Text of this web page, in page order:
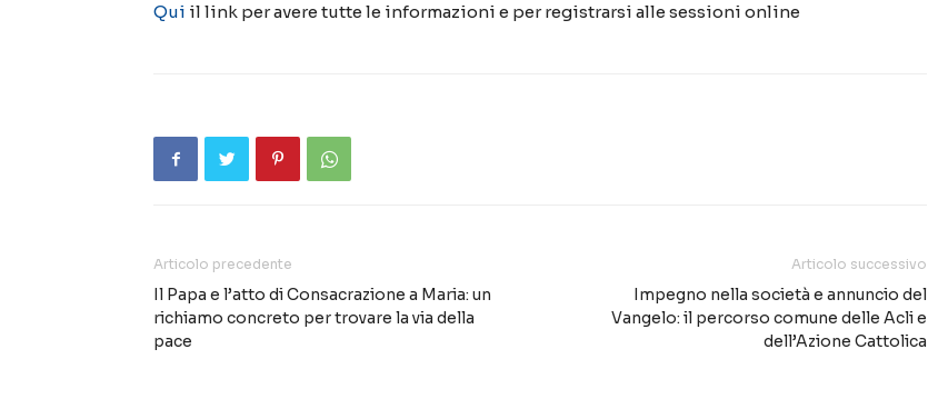
Qui il link per avere tutte le informazioni e per registrarsi alle sessioni online
Articolo precedente
Il Papa e l’atto di Consacrazione a Maria: un
richiamo concreto per trovare la via della
pace
Articolo successivo
Impegno nella società e annuncio del
Vangelo: il percorso comune delle Acli e
dell’Azione Cattolica